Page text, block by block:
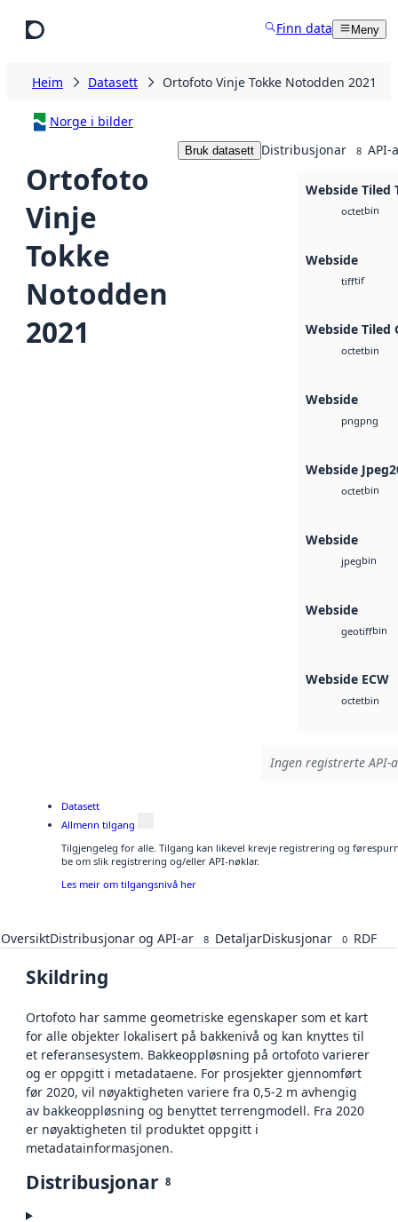
Finn data Meny
Heim Datasett Ortofoto Vinje Tokke Notodden 2021
Norge i bilder
Ortofoto
Vinje
Tokke
Notodden
2021
Bruk datasett Distribusjonar 8 API-
Webside Tiled
octetbin
Webside
tifftif
Webside Tiled
octetbin
Webside
pngpng
Webside
octetbin
Webside
jpegbin
Webside
geotiffbin
Webside ECW
octetbin
Ingen registrerte
Datasett
Allmenn tilgang
Tilgjengeleg for alle. Tilgang kan likevel krevje registrering og
be om slik registrering og/eller API-nøklar.
Les meir om tilgangsnivå her
OversiktDistribusjonar og API-ar 8 DetaljarDiskusjonar 0 RDF
Skildring
Ortofoto har samme geometriske egenskaper som et kart
for alle objekter lokalisert på bakkenivå og kan knyttes til
et referansesystem. Bakkeoppløsning på ortofoto varierer
og er oppgitt i metadataene. For prosjekter gjennomført
før 2020, vil nøyaktigheten variere fra 0,5-2 m avhengig
av bakkeoppløsning og benyttet terrengmodell. Fra 2020
er nøyaktigheten til produktet oppgitt i
metadatainformasjonen.
Distribusjonar 8